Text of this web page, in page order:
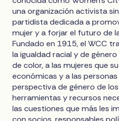
una organización activista
partidista dedicada a
mujer y a forjar el futuro de
Fundado en 1915, el WCC
la igualdad racial y de
de color, a las mujeres que
económicas y a las
perspectiva de género de
herramientas y recursos
las cuestiones que más les